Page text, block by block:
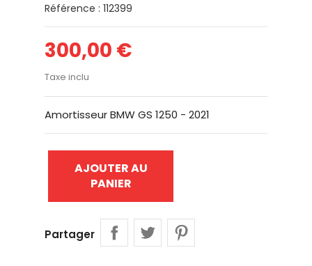
Référence : 112399
300,00 €
Taxe inclu
Amortisseur BMW GS 1250 - 2021
AJOUTER AU
PANIER
Partager